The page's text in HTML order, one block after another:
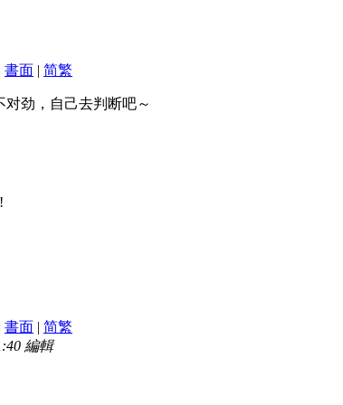
書面 | 简繁
劲，自己去判断吧～
書面 | 简繁
編輯